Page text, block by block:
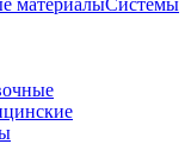
материалыСистемы